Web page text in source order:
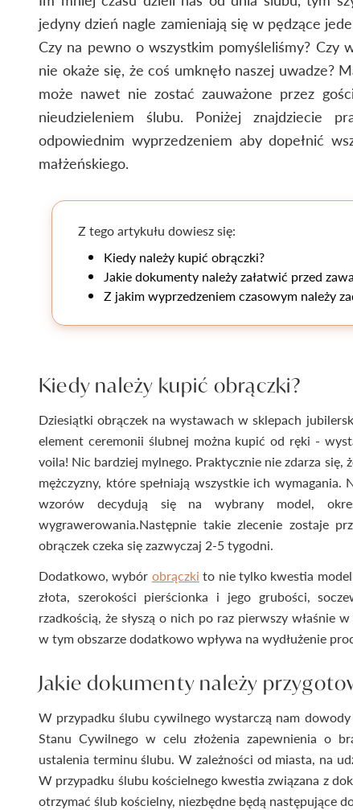
jedyny dzień nagle zamieniają się w pędzące
Czy na pewno o wszystkim pomyśleliśmy? Czy
nie okaże się, że coś umknęło naszej uwadze?
może nawet nie zostać zauważone przez
nieudzieleniem ślubu. Poniżej znajdziecie
odpowiednim wyprzedzeniem aby dopełnić
małżeńskiego.
Z tego artykułu dowiesz się:
Kiedy należy kupić obrączki?
Jakie dokumenty należy załatwić przed
Z jakim wyprzedzeniem czasowym należy
Kiedy należy kupić obrączki?
Dziesiątki obrączek na wystawach w sklepach
element ceremonii ślubnej można kupić od ręki -
voila! Nic bardziej mylnego. Praktycznie nie zdarza
mężczyzny, które spełniają wszystkie ich
wzorów decydują się na wybrany model,
wygrawerowania.Następnie takie zlecenie zostaje
obrączek czeka się zazwyczaj 2-5 tygodni.
Dodatkowo, wybór obrączki to nie tylko kwestia
złota, szerokości pierścionka i jego grubości,
rzadkością, że słyszą o nich po raz pierwszy właśnie
w tym obszarze dodatkowo wpływa na wydłużenie
Jakie dokumenty należy
W przypadku ślubu cywilnego wystarczą nam
Stanu Cywilnego w celu złożenia zapewnienia o
ustalenia terminu ślubu. W zależności od miasta, na
W przypadku ślubu kościelnego kwestia związana z
otrzymać ślub kościelny, niezbędne będą następujące